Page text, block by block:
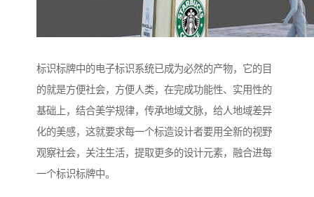
标识标牌中的电子标识系统已成为必然的产物，它的目
的就是方便社会，方便人类，在完成功能性、实用性的
基础上，结合美学规律，传承地域文脉，给人地域差异
化的美感，这就要求每一个标造设计者要用全新的视野
观察社会，关注生活，提取更多的设计元素，融合进每
一个标识标牌中。